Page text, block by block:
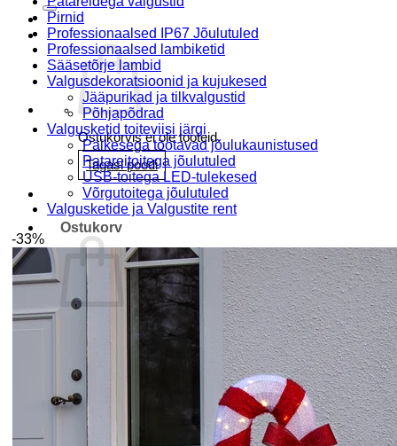
Ostukorvis ei ole tooteid.
Tagasi poodi
Ostukorv
Ostukorvis ei ole tooteid.
Tagasi poodi
Pirnid
Professionaalsed IP67 Jõulutuled
Professionaalsed lambiketid
Sääsetõrje lambid
Valgusdekoratsioonid ja kujukesed
Jääpurikad ja tilkvalgustid
Põhjapõdrad
Valgusketid toiteviisi järgi
Päikesega töötavad jõulukaunistused
Patareitoitega jõulutuled
USB-toitega LED-tulekesed
Võrgutoitega jõulutuled
Valgusketide ja Valgustite rent
-33%